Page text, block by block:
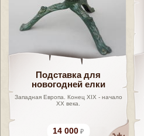
Подставка для
новогодней елки
Западная Европа. Конец XIX - начало
XX века.
14 000